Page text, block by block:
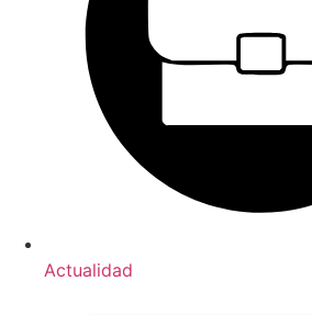
Actualidad